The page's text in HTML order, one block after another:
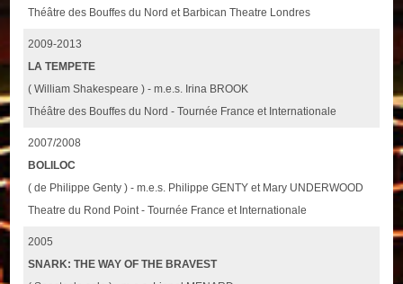
Théâtre des Bouffes du Nord et Barbican Theatre Londres
2009-2013
LA TEMPETE
( William Shakespeare ) - m.e.s. Irina BROOK
Théâtre des Bouffes du Nord - Tournée France et Internationale
2007/2008
BOLILOC
( de Philippe Genty ) - m.e.s. Philippe GENTY et Mary UNDERWOOD
Theatre du Rond Point - Tournée France et Internationale
2005
SNARK: THE WAY OF THE BRAVEST